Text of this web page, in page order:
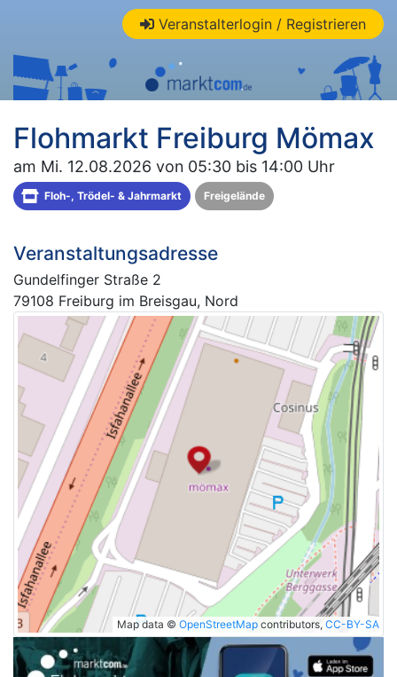
Veranstalterlogin / Registrieren
Flohmarkt Freiburg Mömax
am Mi. 12.08.2026 von 05:30 bis 14:00 Uhr
Floh-, Trödel- & Jahrmarkt Freigelände
Veranstaltungsadresse
Gundelfinger Straße 2
79108 Freiburg im Breisgau, Nord
Map data © OpenStreetMap contributors, CC-BY-SA